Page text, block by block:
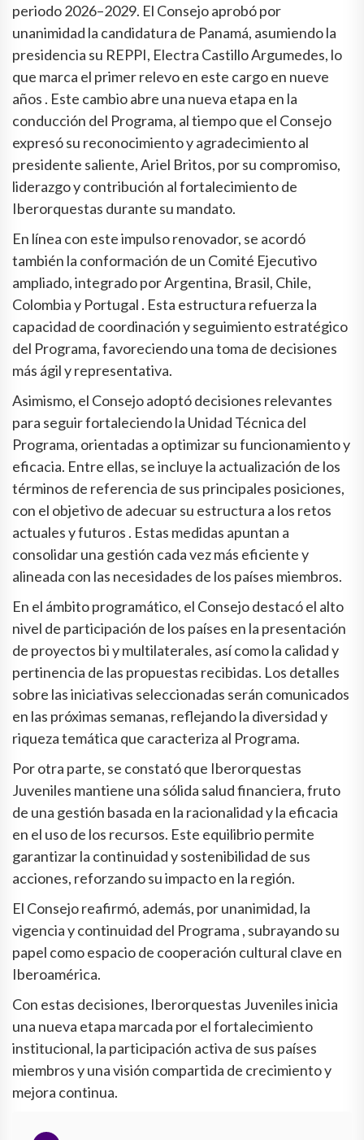
periodo 2026–2029. El Consejo aprobó por
unanimidad la candidatura de Panamá, asumiendo la
presidencia su REPPI, Electra Castillo Argumedes, lo
que marca el primer relevo en este cargo en nueve
años . Este cambio abre una nueva etapa en la
conducción del Programa, al tiempo que el Consejo
expresó su reconocimiento y agradecimiento al
presidente saliente, Ariel Britos, por su compromiso,
liderazgo y contribución al fortalecimiento de
Iberorquestas durante su mandato.
En línea con este impulso renovador, se acordó
también la conformación de un Comité Ejecutivo
ampliado, integrado por Argentina, Brasil, Chile,
Colombia y Portugal . Esta estructura refuerza la
capacidad de coordinación y seguimiento estratégico
del Programa, favoreciendo una toma de decisiones
más ágil y representativa.
Asimismo, el Consejo adoptó decisiones relevantes
para seguir fortaleciendo la Unidad Técnica del
Programa, orientadas a optimizar su funcionamiento y
eficacia. Entre ellas, se incluye la actualización de los
términos de referencia de sus principales posiciones,
con el objetivo de adecuar su estructura a los retos
actuales y futuros . Estas medidas apuntan a
consolidar una gestión cada vez más eficiente y
alineada con las necesidades de los países miembros.
En el ámbito programático, el Consejo destacó el alto
nivel de participación de los países en la presentación
de proyectos bi y multilaterales, así como la calidad y
pertinencia de las propuestas recibidas. Los detalles
sobre las iniciativas seleccionadas serán comunicados
en las próximas semanas, reflejando la diversidad y
riqueza temática que caracteriza al Programa.
Por otra parte, se constató que Iberorquestas
Juveniles mantiene una sólida salud financiera, fruto
de una gestión basada en la racionalidad y la eficacia
en el uso de los recursos. Este equilibrio permite
garantizar la continuidad y sostenibilidad de sus
acciones, reforzando su impacto en la región.
El Consejo reafirmó, además, por unanimidad, la
vigencia y continuidad del Programa , subrayando su
papel como espacio de cooperación cultural clave en
Iberoamérica.
Con estas decisiones, Iberorquestas Juveniles inicia
una nueva etapa marcada por el fortalecimiento
institucional, la participación activa de sus países
miembros y una visión compartida de crecimiento y
mejora continua.